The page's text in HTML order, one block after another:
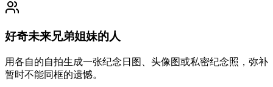
好奇未来兄弟姐妹的人
用各自的自拍生成一张纪念日图、头像图或私密纪念照，弥补
暂时不能同框的遗憾。